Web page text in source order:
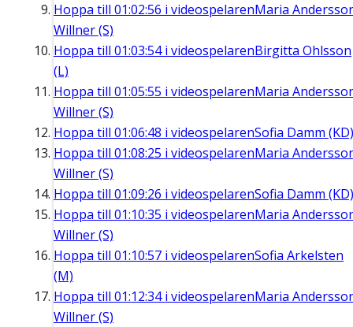
Hoppa till 01:02:56 i videospelarenMaria
Willner (S)
Hoppa till 01:03:54i videospelarenBirgitta Ohlsson
(L)
Hoppa till 01:05:55 i videospelarenMaria
Willner (S)
Hoppa till 01:06:48 i videospelarenSofia Damm (KD)
Hoppa till 01:08:25 i videospelarenMaria
Willner (S)
Hoppa till 01:09:26 i videospelarenSofia Damm (KD)
Hoppa till 01:10:35 i videospelarenMaria
Willner (S)
Hoppa till 01:10:57 i videospelarenSofia Arkelsten
(M)
Hoppa till 01:12:34i videospelarenMaria
Willner (S)